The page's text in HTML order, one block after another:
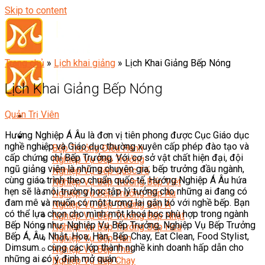
Skip to content
Đầu Bếp
Bếp Trưởng Điều Hành
Nghiệp Vụ Bếp Trưởng
Nghiệp Vụ Bếp Quốc Tế
Nghiệp Vụ Bếp Trưởng Bếp Việt
Nghiệp Vụ Bếp Trưởng Bếp Âu
Nghiệp Vụ Bếp Trưởng Bếp Á
Nghiệp Vụ Bếp Trưởng Bếp Nhật
Nghiệp Vụ Bếp Trưởng Bếp Hoa
Nghiệp Vụ Bếp Hàn
Nghiệp Vụ Bếp Thái
Nghiệp Vụ Bếp Chay
Trang chủ » Lịch khai giảng » Lịch Khai Giảng Bếp Nóng
Lịch Khai Giảng Bếp Nóng
Quản Trị Viên
Hướng Nghiệp Á Âu là đơn vị tiên phong được Cục Giáo dục
nghề nghiệp và Giáo dục thường xuyên cấp phép đào tạo và
cấp chứng chỉ Bếp Trưởng. Với cơ sở vật chất hiện đại, đội
ngũ giảng viên là những chuyên gia, bếp trưởng đầu ngành,
cùng giáo trình theo chuẩn quốc tế, Hướng Nghiệp Á Âu hứa
hẹn sẽ là môi trường học tập lý tưởng cho những ai đang có
đam mê và muốn có một tương lai gắn bó với nghề bếp. Bạn
có thể lựa chọn cho mình một khoá học phù hợp trong ngành
Bếp Nóng như: Nghiệp Vụ Bếp Trưởng, Nghiệp Vụ Bếp Trưởng
Bếp Á, Âu, Nhật, Hoa, Hàn, Bếp Chay, Eat Clean, Food Stylist,
Dimsum… cùng các lớp thành nghề kinh doanh hấp dẫn cho
những ai có ý định mở quán.